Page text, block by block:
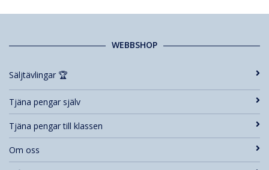
WEBBSHOP
Säljtävlingar 🏆
Tjäna pengar själv
Tjäna pengar till klassen
Om oss